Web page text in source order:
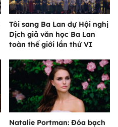
Tôi sang Ba Lan dự Hội nghị
Dịch giả văn học Ba Lan
toàn thế giới lần thứ VI
Natalie Portman: Đóa bạch